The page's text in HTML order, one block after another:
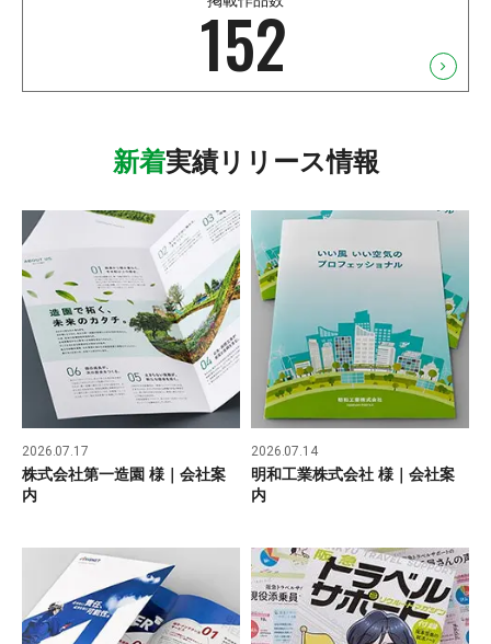
152
新着実績リリース情報
2026.07.17
株式会社第一造園 様｜会社案
内
2026.07.14
明和工業株式会社 様｜会社案
内